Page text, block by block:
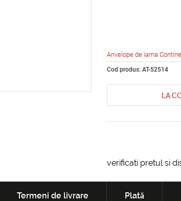
Anvelope de iarna
Cod produs: AT-52514
LA
verificati pretul si
Termeni de livrare Plată